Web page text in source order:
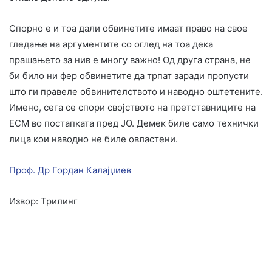
Спорно е и тоа дали обвинетите имаат право на свое
гледање на аргументите со оглед на тоа дека
прашањето за нив е многу важно! Од друга страна, не
би било ни фер обвинетите да трпат заради пропусти
што ги правеле обвинителството и наводно оштетените.
Имено, сега се спори својството на претставниците на
ЕСМ во постапката пред ЈО. Демек биле само технички
лица кои наводно не биле овластени.
Проф. Др Гордан Калајџиев
Извор: Трилинг